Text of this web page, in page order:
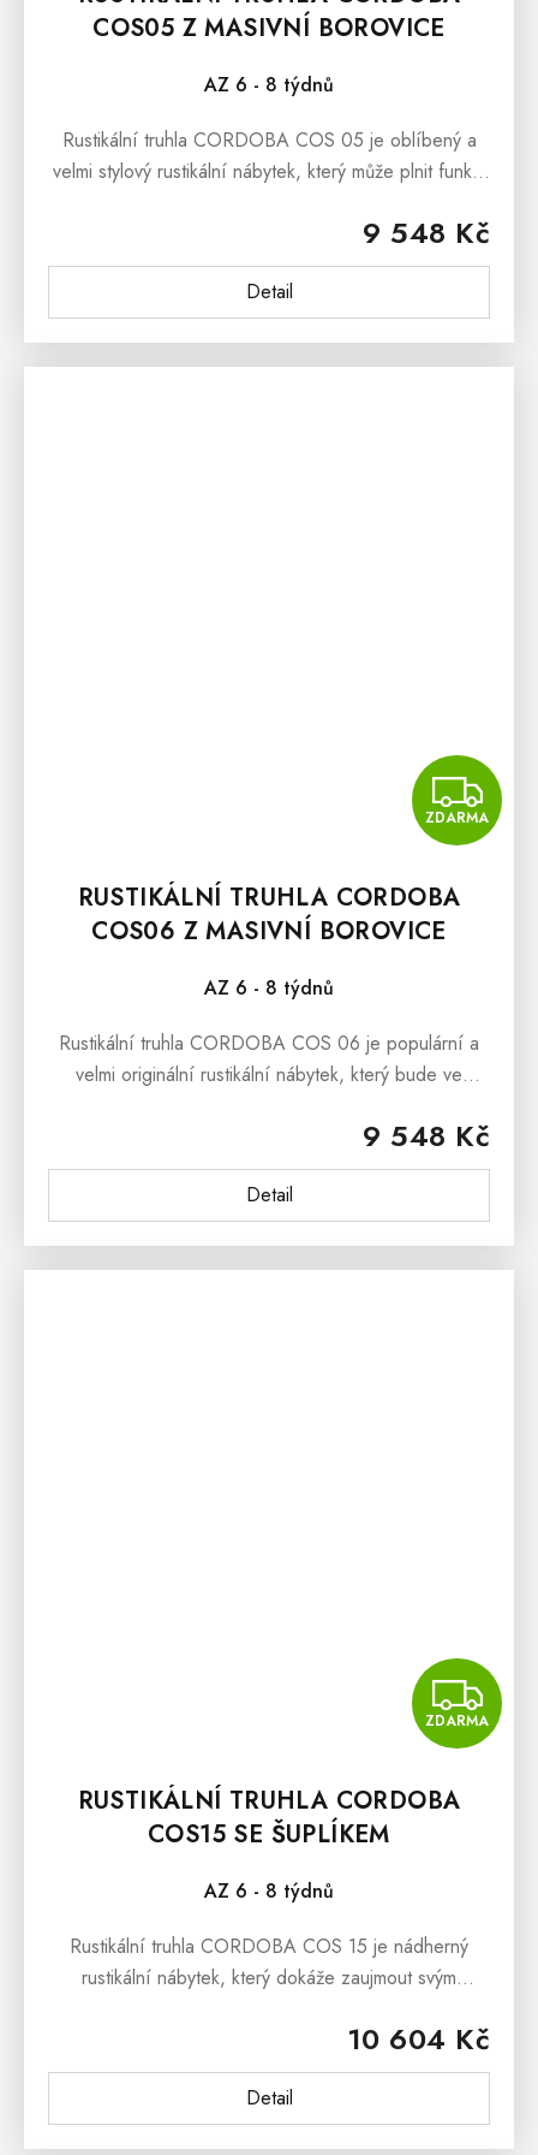
COS05 Z MASIVNÍ BOROVICE
AZ 6 - 8 týdnů
9 548 Kč
Detail
Rustikální truhla CORDOBA COS 05 je oblíbený a
velmi stylový rustikální nábytek, který může plnit funkci
ZDARMA
RUSTIKÁLNÍ TRUHLA CORDOBA
COS06 Z MASIVNÍ BOROVICE
AZ 6 - 8 týdnů
9 548 Kč
Detail
Rustikální truhla CORDOBA COS 06 je populární a
velmi originální rustikální nábytek, který bude ve
ZDARMA
RUSTIKÁLNÍ TRUHLA CORDOBA
COS15 SE ŠUPLÍKEM
AZ 6 - 8 týdnů
10 604 Kč
Detail
Rustikální truhla CORDOBA COS 15 je nádherný
rustikální nábytek, který dokáže zaujmout svým
box na hračky, knihy či ložní...